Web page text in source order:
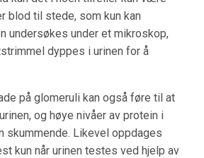
blod til stede, som kun kan
undersøkes under et mikroskop,
dyppes i urinen for å
på glomeruli kan også føre til at
og høye nivåer av protein i
skummende. Likevel oppdages
kun når urinen testes ved hjelp av